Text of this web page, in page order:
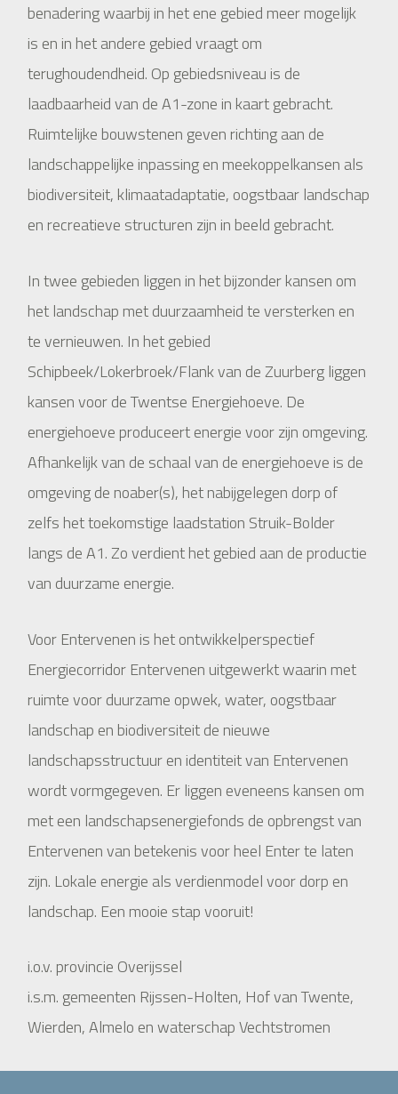
benadering waarbij in het ene gebied meer mogelijk
is en in het andere gebied vraagt om
terughoudendheid. Op gebiedsniveau is de
laadbaarheid van de A1-zone in kaart gebracht.
Ruimtelijke bouwstenen geven richting aan de
landschappelijke inpassing en meekoppelkansen als
biodiversiteit, klimaatadaptatie, oogstbaar landschap
en recreatieve structuren zijn in beeld gebracht.
In twee gebieden liggen in het bijzonder kansen om
het landschap met duurzaamheid te versterken en
te vernieuwen. In het gebied
Schipbeek/Lokerbroek/Flank van de Zuurberg liggen
kansen voor de Twentse Energiehoeve. De
energiehoeve produceert energie voor zijn omgeving.
Afhankelijk van de schaal van de energiehoeve is de
omgeving de noaber(s), het nabijgelegen dorp of
zelfs het toekomstige laadstation Struik-Bolder
langs de A1. Zo verdient het gebied aan de productie
van duurzame energie.
Voor Entervenen is het ontwikkelperspectief
Energiecorridor Entervenen uitgewerkt waarin met
ruimte voor duurzame opwek, water, oogstbaar
landschap en biodiversiteit de nieuwe
landschapsstructuur en identiteit van Entervenen
wordt vormgegeven. Er liggen eveneens kansen om
met een landschapsenergiefonds de opbrengst van
Entervenen van betekenis voor heel Enter te laten
zijn. Lokale energie als verdienmodel voor dorp en
landschap. Een mooie stap vooruit!
i.o.v. provincie Overijssel
i.s.m. gemeenten Rijssen-Holten, Hof van Twente,
Wierden, Almelo en waterschap Vechtstromen